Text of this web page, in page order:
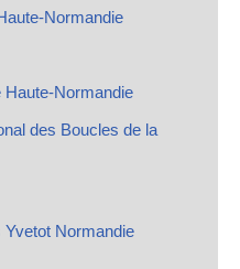
Normandie
Haute-Normandie
des Boucles de la
Normandie